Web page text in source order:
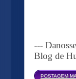
---
Blog de
POSTAGEM